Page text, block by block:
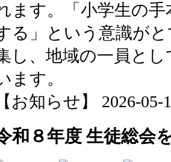
ます。「小学生の
る」という意識が
し、地域の一員と
ます。
【お知らせ】 2026-05-
和８年度 生徒総会